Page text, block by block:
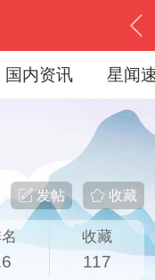
国内资讯 星闻
收藏
发帖
收藏
117